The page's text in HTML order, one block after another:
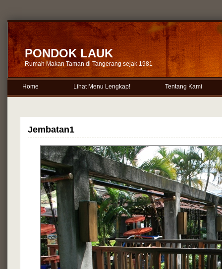
PONDOK LAUK
Rumah Makan Taman di Tangerang sejak 1981
Home Lihat Menu Lengkap! Tentang Kami
Jembatan1